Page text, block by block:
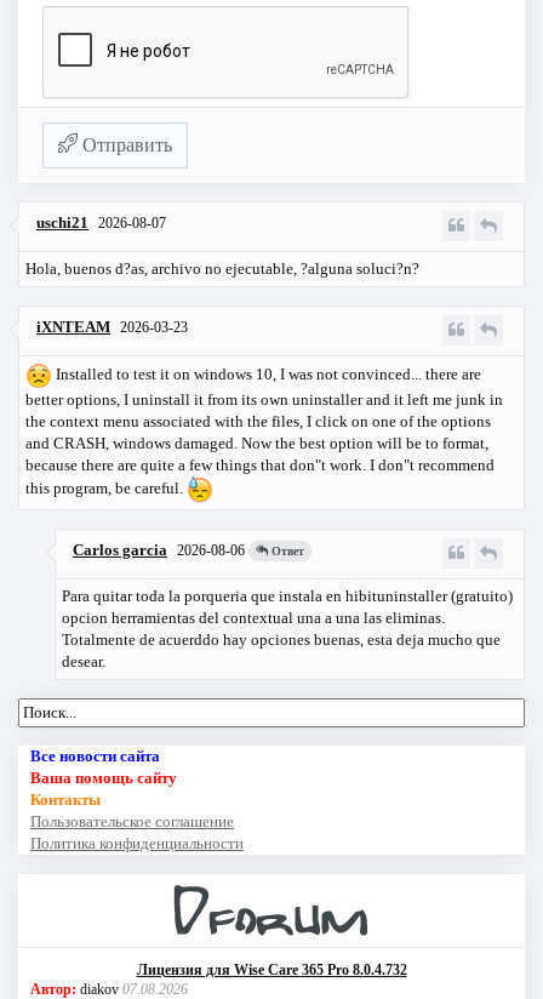
Отправить
uschi21 2026-08-07
Hola, buenos d?as, archivo no ejecutable, ?alguna soluci?n?
iXNTEAM 2026-03-23
Installed to test it on windows 10, I was not convinced... there are
better options, I uninstall it from its own uninstaller and it left me junk in
the context menu associated with the files, I click on one of the options
and CRASH, windows damaged. Now the best option will be to format,
because there are quite a few things that don"t work. I don"t recommend
this program, be careful.
Carlos garcia 2026-08-06 Ответ
Para quitar toda la porqueria que instala en hibituninstaller (gratuito)
opcion herramientas del contextual una a una las eliminas.
Totalmente de acuerddo hay opciones buenas, esta deja mucho que
desear.
Все новости сайта
Ваша помощь сайту
Контакты
Пользовательское соглашение
Политика конфиденциальности
Лицензия для Wise Care 365 Pro 8.0.4.732
Автор: diakov 07.08.2026